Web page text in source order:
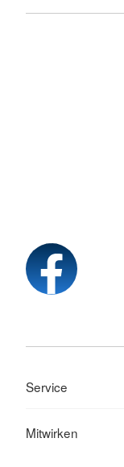
Service
Mitwirken